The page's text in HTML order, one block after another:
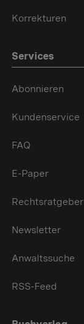
Korrekturen
Services
Abonnieren
Kundenservice
FAQ
E-Paper
Rechtsratgeber
Newsletter
Anwaltssuche
RSS-Feed